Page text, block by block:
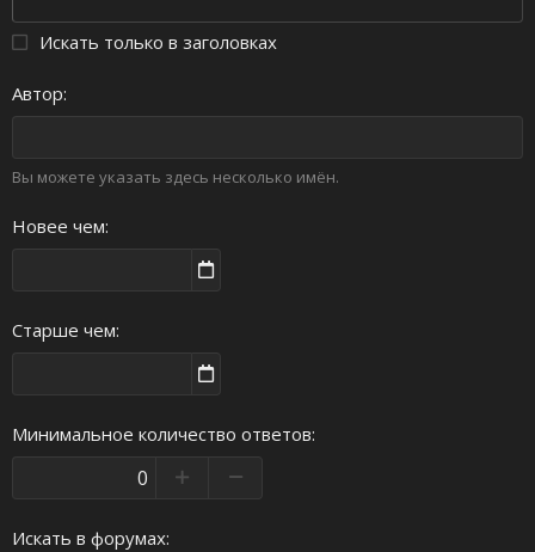
Искать только в заголовках
Автор
Вы можете указать здесь несколько имён.
Новее чем
Старше чем
Минимальное количество ответов
Искать в форумах